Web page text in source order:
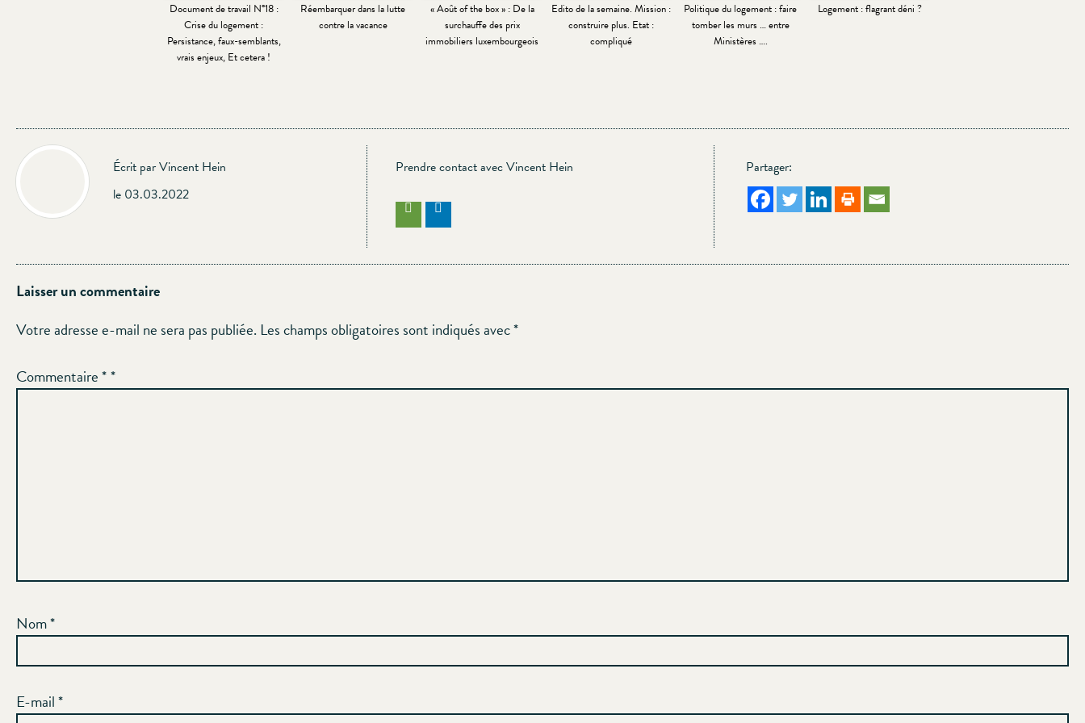
Document de travail N°18 :
Crise du logement :
Persistance, faux-semblants,
vrais enjeux, Et cetera !
Réembarquer dans la lutte
contre la vacance
« Août of the box » : De la
surchauffe des prix
immobiliers luxembourgeois
Edito de la semaine. Mission :
construire plus. Etat :
compliqué
Politique du logement : faire
tomber les murs … entre
Ministères ….
Logement : flagrant déni ?
Écrit par Vincent Hein
le 03.03.2022
Prendre contact avec Vincent Hein Partager:
Laisser un commentaire
Votre adresse e-mail ne sera pas publiée. Les champs obligatoires sont indiqués avec*
Commentaire*
Nom*
E-mail*